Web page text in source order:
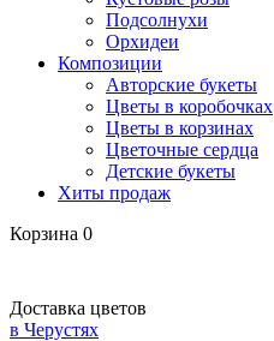
Подсолнухи
Орхидеи
Композиции
Авторские букеты
Цветы в коробочках
Цветы в корзинах
Цветочные сердца
Детские букеты
Хиты продаж
Корзина 0
Доставка цветов
в Черустях